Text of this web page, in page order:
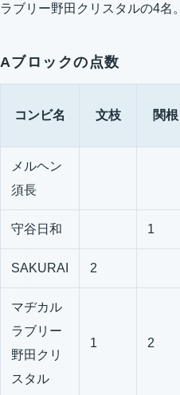
ラブリー野田クリスタルの4名。
Aブロックの点数
コンビ名 文枝 関根
メルヘン
須長
守谷日和 1
SAKURAI 2
マヂカル
ラブリー
野田クリ
スタル
1 2